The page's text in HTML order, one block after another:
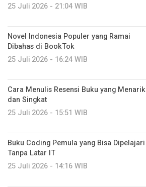
25 Juli 2026 - 21:04 WIB
Novel Indonesia Populer yang Ramai
Dibahas di BookTok
25 Juli 2026 - 16:24 WIB
Cara Menulis Resensi Buku yang Menarik
dan Singkat
25 Juli 2026 - 15:51 WIB
Buku Coding Pemula yang Bisa Dipelajari
Tanpa Latar IT
25 Juli 2026 - 14:16 WIB